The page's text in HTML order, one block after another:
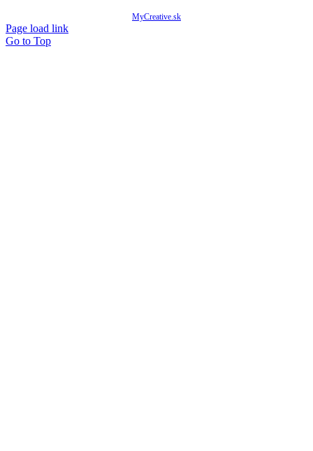
MyCreative.sk
Page load link
Go to Top